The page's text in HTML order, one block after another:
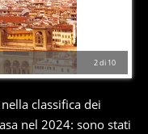
2di 10
classifica dei
nel 2024: sono stati